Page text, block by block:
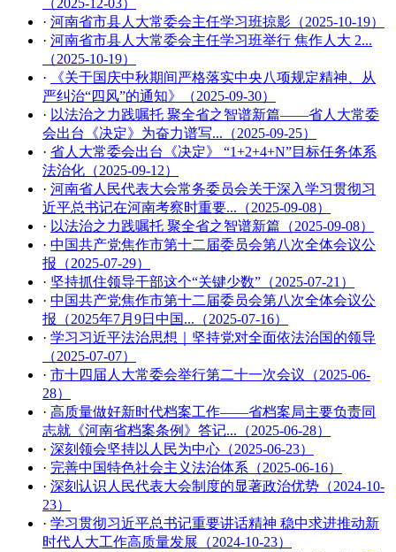
（2025-12-03）
· 河南省市县人大常委会主任学习班掠影（2025-10-19）
· 河南省市县人大常委会主任学习班举行 焦作人大 2...
（2025-10-19）
·
《关于国庆中秋期间严格落实中央八项规定精神、从
严纠治“四风”的通知》（2025-09-30）
· 以法治之力践嘱托 聚全省之智谱新篇——省人大常委
会出台《决定》为奋力谱写...（2025-09-25）
· 省人大常委会出台《决定》 “1+2+4+N”目标任务体系
法治化（2025-09-12）
· 河南省人民代表大会常务委员会关于深入学习贯彻习
近平总书记在河南考察时重要...（2025-09-08）
· 以法治之力践嘱托 聚全省之智谱新篇（2025-09-08）
· 中国共产党焦作市第十二届委员会第八次全体会议公
报（2025-07-29）
· 坚持抓住领导干部这个“关键少数”（2025-07-21）
· 中国共产党焦作市第十二届委员会第八次全体会议公
报（2025年7月9日中国...（2025-07-16）
· 学习习近平法治思想｜坚持党对全面依法治国的领导
（2025-07-07）
· 市十四届人大常委会举行第二十一次会议（2025-06-
28）
· 高质量做好新时代档案工作——省档案局主要负责同
志就《河南省档案条例》答记...（2025-06-28）
· 深刻领会坚持以人民为中心（2025-06-23）
· 完善中国特色社会主义法治体系（2025-06-16）
· 深刻认识人民代表大会制度的显著政治优势（2024-10-
23）
· 学习贯彻习近平总书记重要讲话精神 稳中求进推动新
时代人大工作高质量发展（2024-10-23）